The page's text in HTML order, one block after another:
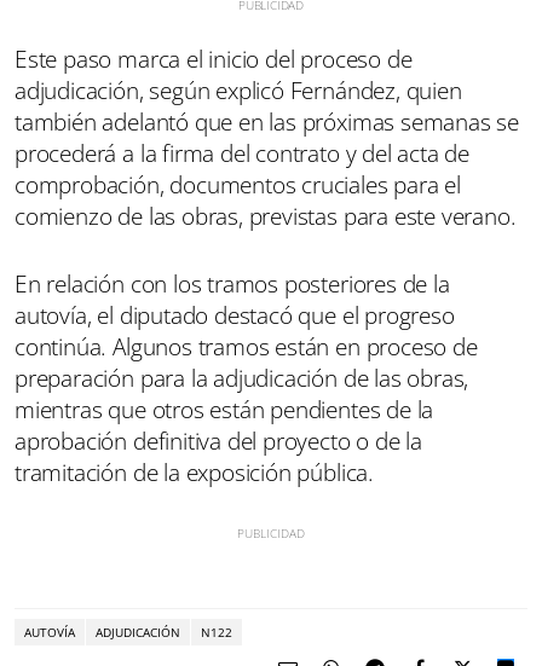
Este paso marca el inicio del proceso de
adjudicación, según explicó Fernández, quien
también adelantó que en las próximas semanas se
procederá a la firma del contrato y del acta de
comprobación, documentos cruciales para el
comienzo de las obras, previstas para este verano.
En relación con los tramos posteriores de la
autovía, el diputado destacó que el progreso
continúa. Algunos tramos están en proceso de
preparación para la adjudicación de las obras,
mientras que otros están pendientes de la
aprobación definitiva del proyecto o de la
tramitación de la exposición pública.
AUTOVÍA ADJUDICACIÓN N122